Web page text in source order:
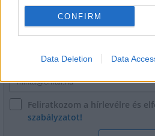
CONFIRM
Data Deletion Data
Név
E-mail cím
Feliratkozom a hírlevélre és
szabályzatot!